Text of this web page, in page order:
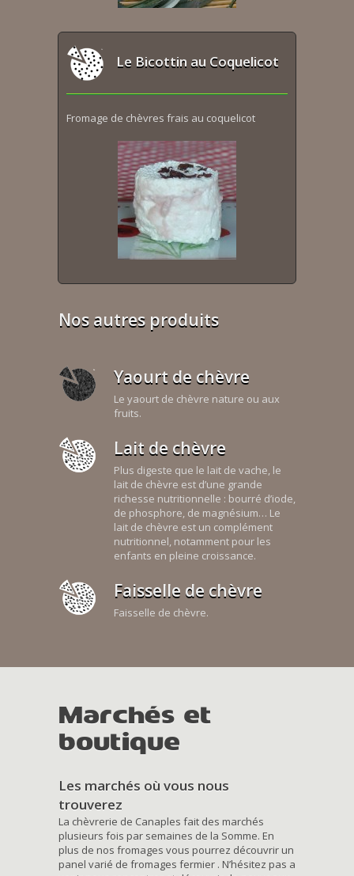
Le Bicottin au Coquelicot
Fromage de chèvres frais au coquelicot
Nos autres produits
Yaourt de chèvre
Le yaourt de chèvre nature ou aux
fruits.
Lait de chèvre
Plus digeste que le lait de vache, le
lait de chèvre est d’une grande
richesse nutritionnelle : bourré d’iode,
de phosphore, de magnésium… Le
lait de chèvre est un complément
nutritionnel, notamment pour les
enfants en pleine croissance.
Faisselle de chèvre
Faisselle de chèvre.
Marchés et
boutique
Les marchés où vous nous
trouverez
La chèvrerie de Canaples fait des marchés
plusieurs fois par semaines de la Somme. En
plus de nos fromages vous pourrez découvrir un
panel varié de fromages fermier . N’hésitez pas a